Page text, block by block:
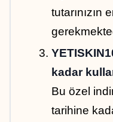
tutarınızın
kadar
Bu özel
tarihine